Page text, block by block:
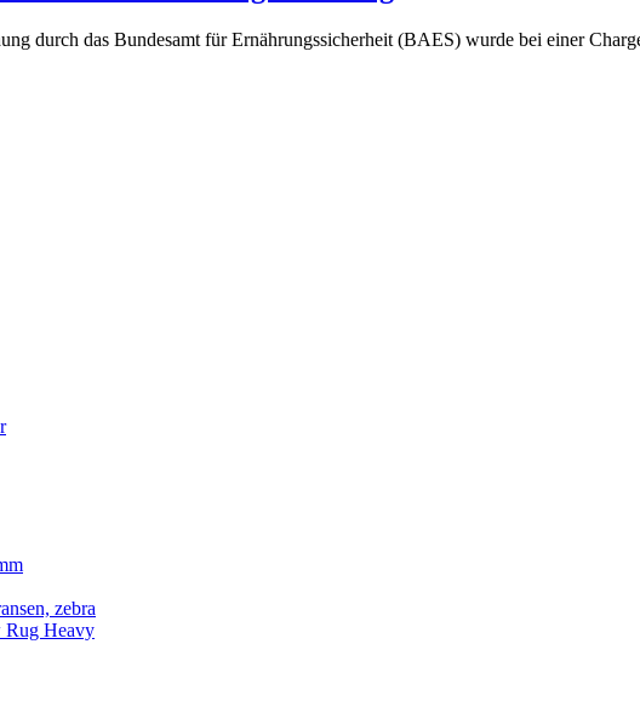
durch das Bundesamt für Ernährungssicherheit (BAES) wurde bei einer
zebra
Rug Heavy